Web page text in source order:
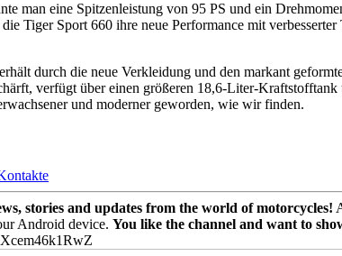
man eine Spitzenleistung von 95 PS und ein
Tiger Sport 660 ihre neue Performance mit
durch die neue Verkleidung und den markant
verfügt über einen größeren 18,6-Liter-
und moderner geworden, wie wir finden.
stories and updates from the world of motorcycles!
Android device. You like the channel and want to